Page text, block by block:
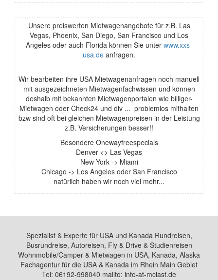
Unsere preiswerten Mietwagenangebote für z.B. Las
Vegas, Phoenix, San Diego, San Francisco und Los
Angeles oder auch Florida können Sie unter www.xxs-
usa.de anfragen.
Wir bearbeiten ihre USA Mietwagenanfragen noch manuell
mit ausgezeichneten Mietwagenfachwissen und können
deshalb mit bekannten Mietwagenportalen wie billiger-
Mietwagen oder Check24 und div ... problemlos mithalten
bzw sind oft bei gleichen Mietwagenpreisen in der Leistung
z.B. Versicherungen besser!!
Besondere Onewayfreespecials
Denver <> Las Vegas
New York -> Miami
Chicago -> Los Angeles oder San Francisco
natürlich haben wir noch viel mehr...
Spezialist & Experte für USA und Kanada Rundreisen,
Busrundreise, Autoreisen, Fly & Drive & Studienreisen
Wohnmobile/Camper & Mietwagen in USA, Kanada, Alaska
Fachagentur für die USA & Kanada im Rhein Main Gebiet
Tel: 06192-998040 mailto: info-at-mclast.de